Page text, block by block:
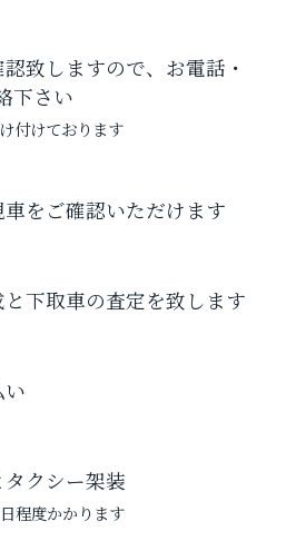
致しますので、お電話・
下さい
付けております
をご確認いただけます
下取車の査定を致します
い
クシー架装
程度かかります